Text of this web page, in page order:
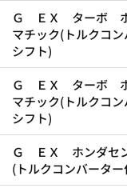
Ｇ ＥＸ ターボ ホ
マチック(トルクコ
シフト)
Ｇ ＥＸ ターボ ホ
マチック(トルクコ
シフト)
Ｇ ＥＸ ホンダセン
(トルクコンバーター